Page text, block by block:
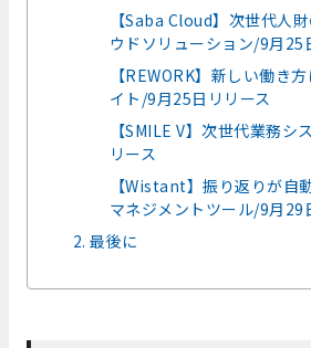
【Saba Cloud】次世代人
ウドソリューション/9月25
【REWORK】新しい働き
イト/9月25日リリース
【SMILE V】次世代業務シ
リース
【Wistant】振り返りが自
マネジメントツール/9月29
2. 最後に